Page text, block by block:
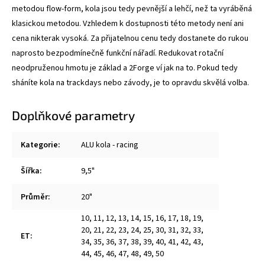
metodou flow-form, kola jsou tedy pevnější a lehčí, než ta vyráběná
klasickou metodou. Vzhledem k dostupnosti této metody není ani
cena nikterak vysoká. Za přijatelnou cenu tedy dostanete do rukou
naprosto bezpodmínečně funkční nářadí. Redukovat rotační
neodpruženou hmotu je základ a 2Forge ví jak na to. Pokud tedy
sháníte kola na trackdays nebo závody, je to opravdu skvělá volba.
Doplňkové parametry
Kategorie: ALU kola - racing
Šířka: 9,5"
Průměr: 20"
ET:
10, 11, 12, 13, 14, 15, 16, 17, 18, 19,
20, 21, 22, 23, 24, 25, 30, 31, 32, 33,
34, 35, 36, 37, 38, 39, 40, 41, 42, 43,
44, 45, 46, 47, 48, 49, 50